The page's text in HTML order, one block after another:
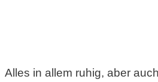
Alles in allem ruhig, aber